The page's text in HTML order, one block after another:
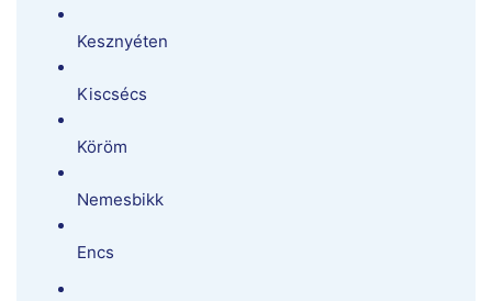
Kesznyéten
Kiscsécs
Köröm
Nemesbikk
Encs